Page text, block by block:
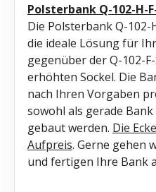
Polsterbank Q-102-H-
Die Polsterbank Q-102-
die ideale Lösung für
gegenüber der Q-102-
erhöhten Sockel. Die
nach Ihren Vorgaben
sowohl als gerade
gebaut werden. Die
Aufpreis. Gerne gehen
und fertigen Ihre Bank